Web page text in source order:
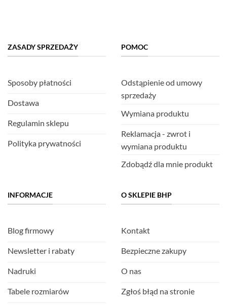
ZASADY SPRZEDAŻY
Sposoby płatności
Dostawa
Regulamin sklepu
Polityka prywatności
POMOC
Odstąpienie od umowy
sprzedaży
Wymiana produktu
Reklamacja - zwrot i
wymiana produktu
Zdobądź dla mnie produkt
INFORMACJE
Blog firmowy
Newsletter i rabaty
Nadruki
Tabele rozmiarów
O SKLEPIE BHP
Kontakt
Bezpieczne zakupy
O nas
Zgłoś błąd na stronie